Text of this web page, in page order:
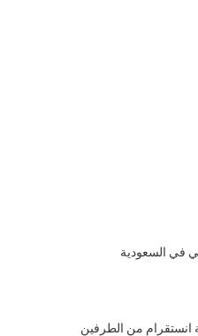
في السعودية
من الطرفين